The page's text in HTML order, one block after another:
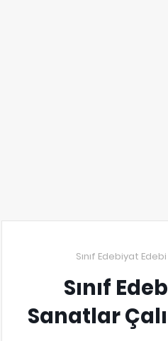
9.Sınıf
Sanatlar